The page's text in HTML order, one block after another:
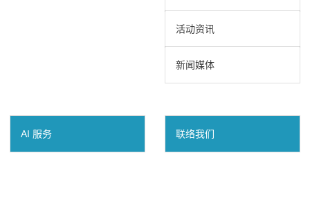
活动资讯
新闻媒体
AI 服务 联络我们